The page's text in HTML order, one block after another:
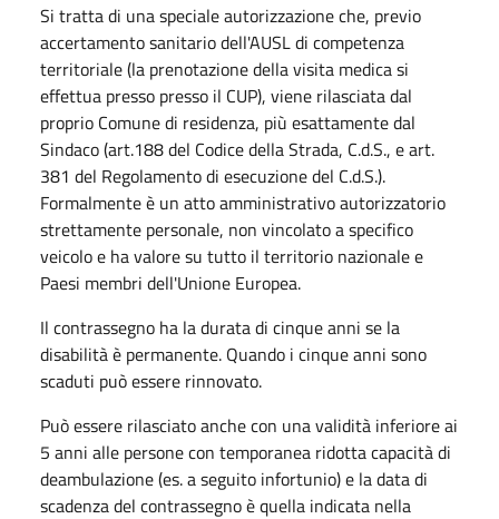
Si tratta di una speciale autorizzazione che, previo
accertamento sanitario dell'AUSL di competenza
territoriale (la prenotazione della visita medica si
effettua presso presso il CUP), viene rilasciata dal
proprio Comune di residenza, più esattamente dal
Sindaco (art.188 del Codice della Strada, C.d.S., e art.
381 del Regolamento di esecuzione del C.d.S.).
Formalmente è un atto amministrativo autorizzatorio
strettamente personale, non vincolato a specifico
veicolo e ha valore su tutto il territorio nazionale e
Paesi membri dell'Unione Europea.
Il contrassegno ha la durata di cinque anni se la
disabilità è permanente. Quando i cinque anni sono
scaduti può essere rinnovato.
Può essere rilasciato anche con una validità inferiore ai
5 anni alle persone con temporanea ridotta capacità di
deambulazione (es. a seguito infortunio) e la data di
scadenza del contrassegno è quella indicata nella